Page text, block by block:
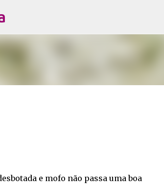
para o conteúdo principal
e mofo não passa uma boa